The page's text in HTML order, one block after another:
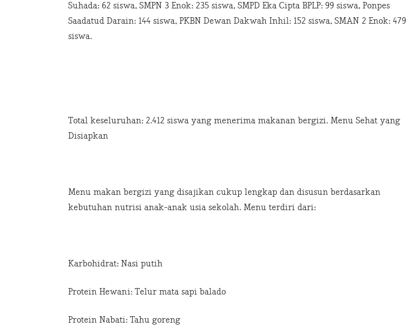
Suhada: 62 siswa, SMPN 3 Enok: 235 siswa, SMPD Eka Cipta BPLP: 99 siswa, Ponpes
Saadatud Darain: 144 siswa, PKBN Dewan Dakwah Inhil: 152 siswa, SMAN 2 Enok: 479
siswa.
Total keseluruhan: 2.412 siswa yang menerima makanan bergizi. Menu Sehat yang
Disiapkan
Menu makan bergizi yang disajikan cukup lengkap dan disusun berdasarkan
kebutuhan nutrisi anak-anak usia sekolah. Menu terdiri dari:
Karbohidrat: Nasi putih
Protein Hewani: Telur mata sapi balado
Protein Nabati: Tahu goreng